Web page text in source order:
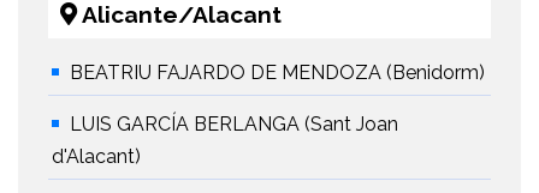
Alicante/Alacant
BEATRIU FAJARDO DE MENDOZA (Benidorm)
LUIS GARCÍA BERLANGA (Sant Joan
d'Alacant)